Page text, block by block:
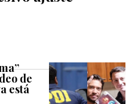
de
está